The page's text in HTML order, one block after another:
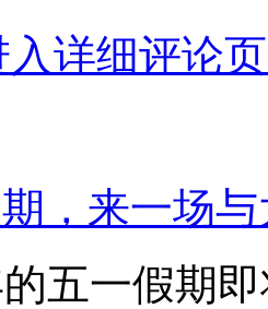
入详细评论
，来一场
五一假期